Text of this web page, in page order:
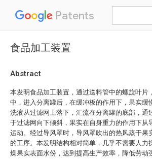
Patents
食品加工装置
Abstract
本发明食品加工装置，通过送料管中的螺旋叶
中，进入分离罐后，在缓冲板的作用下，果实
洗液从过滤网上落下，汇流在分离罐的底部，
于过滤网向下倾斜，果实在自身重力的作用下
运动。经过导风罩时，导风罩吹出的热风蒸干
的工序。本发明结构相对简单，几乎不需要人
燥果实表面水份，达到提高生产效率，降低劳动